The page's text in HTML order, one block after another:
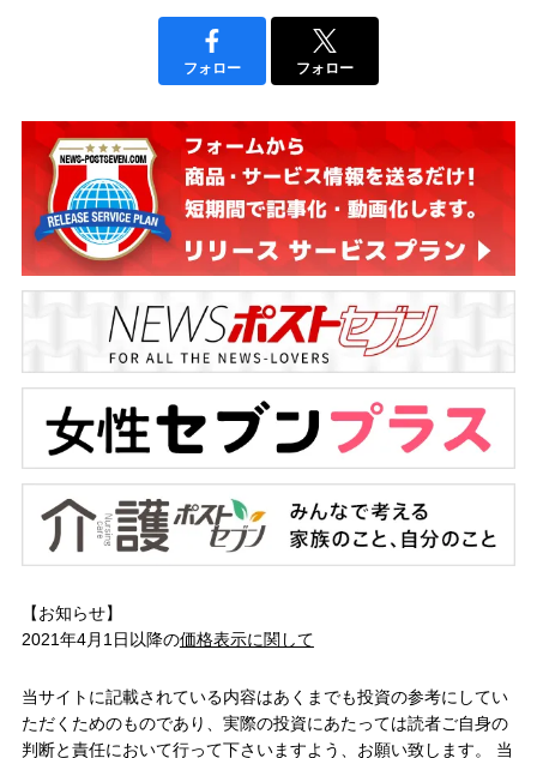
フォロー フォロー
【お知らせ】
2021年4月1日以降の価格表示に関して
当サイトに記載されている内容はあくまでも投資の参考にしてい
ただくためのものであり、実際の投資にあたっては読者ご自身の
判断と責任において行って下さいますよう、お願い致します。 当